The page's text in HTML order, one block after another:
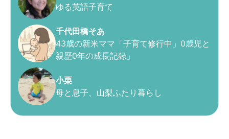
ゆる英語子育て
千代田橋そあ
43歳の新米ママ「子育て修行中」0歳児と
親歴0年の成長記録」
小栗
母と息子、山梨ふたり暮らし